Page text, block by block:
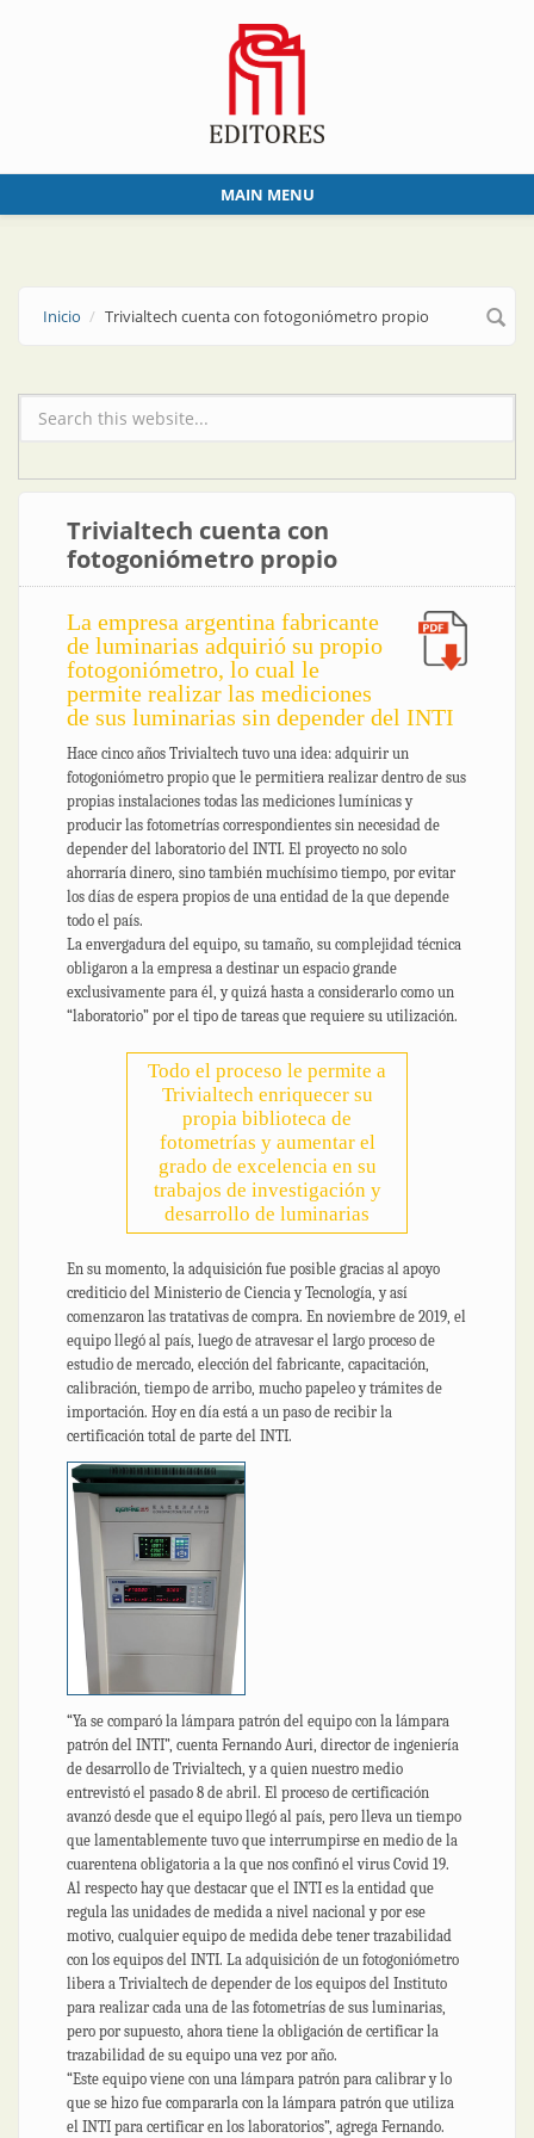
MAIN MENU
Inicio Trivialtech cuenta con fotogoniómetro propio
Formulario de búsqueda
Trivialtech cuenta con
fotogoniómetro propio
La empresa argentina fabricante
de luminarias adquirió su propio
fotogoniómetro, lo cual le
permite realizar las mediciones
de sus luminarias sin depender del INTI
Hace cinco años Trivialtech tuvo una idea: adquirir un
fotogoniómetro propio que le permitiera realizar dentro de sus
propias instalaciones todas las mediciones lumínicas y
producir las fotometrías correspondientes sin necesidad de
depender del laboratorio del INTI. El proyecto no solo
ahorraría dinero, sino también muchísimo tiempo, por evitar
los días de espera propios de una entidad de la que depende
todo el país.
La envergadura del equipo, su tamaño, su complejidad técnica
obligaron a la empresa a destinar un espacio grande
exclusivamente para él, y quizá hasta a considerarlo como un
“laboratorio” por el tipo de tareas que requiere su utilización.
Todo el proceso le permite a
Trivialtech enriquecer su
propia biblioteca de
fotometrías y aumentar el
grado de excelencia en su
trabajos de investigación y
desarrollo de luminarias
En su momento, la adquisición fue posible gracias al apoyo
crediticio del Ministerio de Ciencia y Tecnología, y así
comenzaron las tratativas de compra. En noviembre de 2019, el
equipo llegó al país, luego de atravesar el largo proceso de
estudio de mercado, elección del fabricante, capacitación,
calibración, tiempo de arribo, mucho papeleo y trámites de
importación. Hoy en día está a un paso de recibir la
certificación total de parte del INTI.
“Ya se comparó la lámpara patrón del equipo con la lámpara
patrón del INTI”, cuenta Fernando Auri, director de ingeniería
de desarrollo de Trivialtech, y a quien nuestro medio
entrevistó el pasado 8 de abril. El proceso de certificación
avanzó desde que el equipo llegó al país, pero lleva un tiempo
que lamentablemente tuvo que interrumpirse en medio de la
cuarentena obligatoria a la que nos confinó el virus Covid 19.
Al respecto hay que destacar que el INTI es la entidad que
regula las unidades de medida a nivel nacional y por ese
motivo, cualquier equipo de medida debe tener trazabilidad
con los equipos del INTI. La adquisición de un fotogoniómetro
libera a Trivialtech de depender de los equipos del Instituto
para realizar cada una de las fotometrías de sus luminarias,
pero por supuesto, ahora tiene la obligación de certificar la
trazabilidad de su equipo una vez por año.
“Este equipo viene con una lámpara patrón para calibrar y lo
que se hizo fue compararla con la lámpara patrón que utiliza
el INTI para certificar en los laboratorios”, agrega Fernando.